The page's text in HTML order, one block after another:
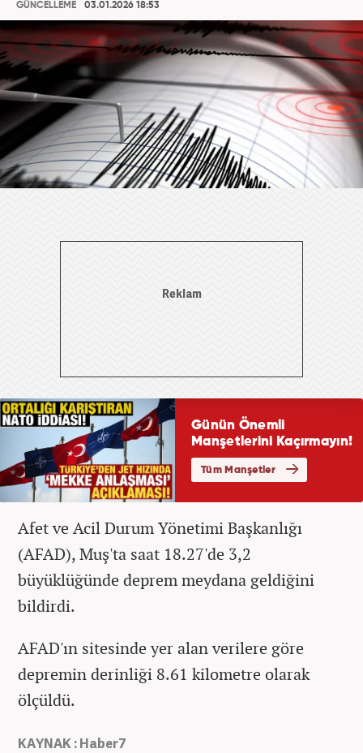
GÜNCELLEME
03.01.2026 18:53
Afet ve Acil Durum Yönetimi Başkanlığı
(AFAD), Muş'ta saat 18.27'de 3,2
büyüklüğünde deprem meydana geldiğini
bildirdi.
AFAD'ın sitesinde yer alan verilere göre
depremin derinliği 8.61 kilometre olarak
ölçüldü.
KAYNAK : Haber7